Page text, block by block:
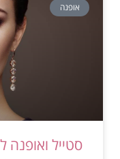
אופנה
סטייל ואופנה